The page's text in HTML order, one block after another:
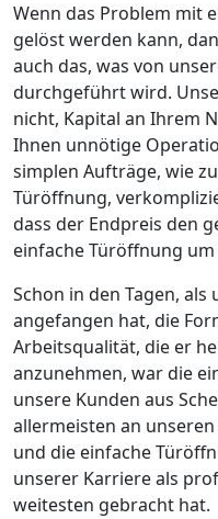
Wenn das Problem mit
gelöst werden kann,
auch das, was von
durchgeführt wird.
nicht, Kapital an Ihrem
Ihnen unnötige
simplen Aufträge, wie
Türöffnung,
dass der Endpreis den
einfache Türöffnung
Schon in den Tagen,
angefangen hat, die
Arbeitsqualität, die er
anzunehmen, war die
unsere Kunden aus
allermeisten an
und die einfache
unserer Karriere als
weitesten gebracht hat.